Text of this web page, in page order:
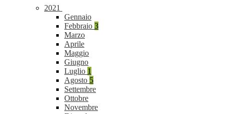
2021
Gennaio
Febbraio 3
Marzo
Aprile
Maggio
Giugno
Luglio 1
Agosto 5
Settembre
Ottobre
Novembre